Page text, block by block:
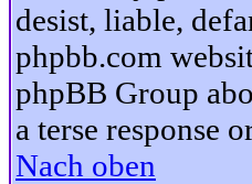
desist, liable,
phpbb.com
phpBB Group
a terse response
Nach oben